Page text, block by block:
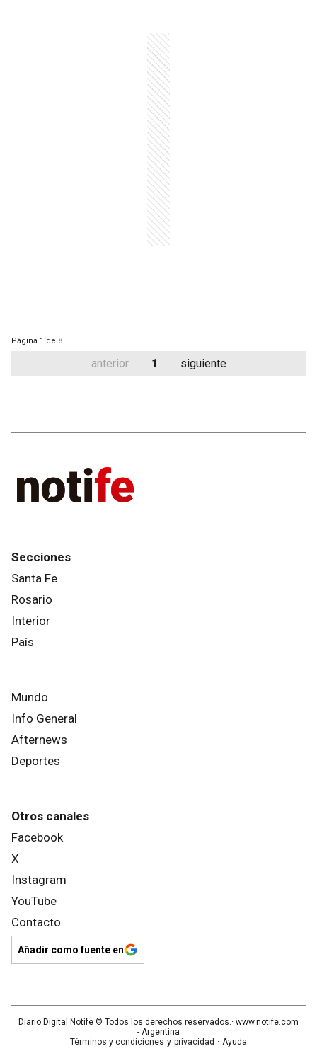
Página 1 de 8
anterior 1 siguiente
Secciones
Santa Fe
Rosario
Interior
País
Mundo
Info General
Afternews
Deportes
Otros canales
Facebook
X
Instagram
YouTube
Contacto
Añadir como fuente en
Diario Digital Notife © Todos los derechos reservados.· www.notife.com
- Argentina
Términos y condiciones y privacidad · Ayuda